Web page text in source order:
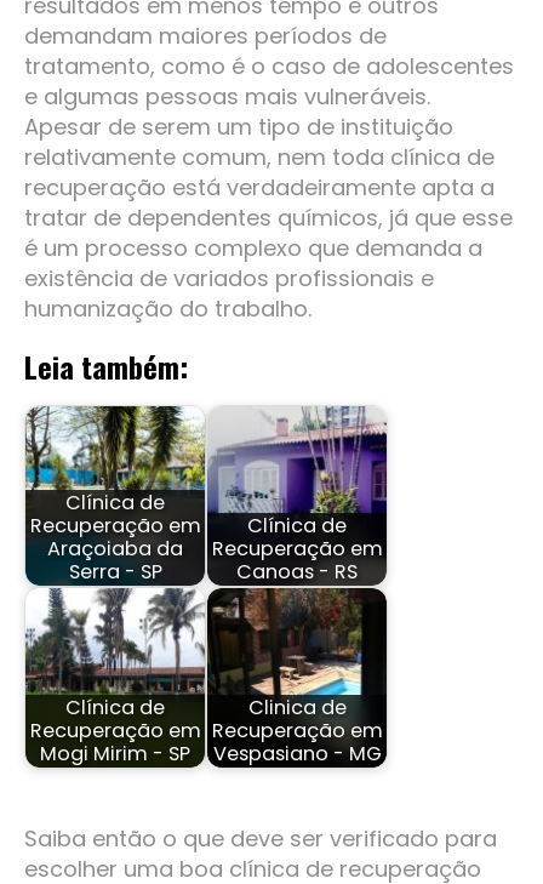
demandam maiores períodos de
tratamento, como é o caso de adolescentes
e algumas pessoas mais vulneráveis.
Apesar de serem um tipo de instituição
relativamente comum, nem toda clínica de
recuperação está verdadeiramente apta a
tratar de dependentes químicos, já que esse
é um processo complexo que demanda a
existência de variados profissionais e
humanização do trabalho.
Leia também:
Clínica de
Recuperação em
Araçoiaba da
Serra - SP
Clínica de
Recuperação em
Canoas - RS
Clínica de
Recuperação em
Mogi Mirim - SP
Clinica de
Recuperação em
Vespasiano - MG
Saiba então o que deve ser verificado para
escolher uma boa clínica de recuperação